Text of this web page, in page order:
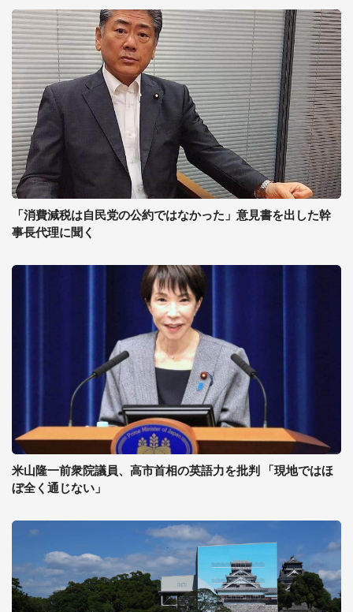
「消費減税は自民党の公約ではなかった」意見書を出した幹
事長代理に聞く
米山隆一前衆院議員、高市首相の英語力を批判 「現地ではほ
ぼ全く通じない」